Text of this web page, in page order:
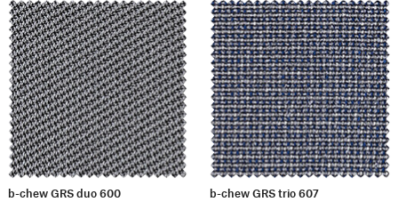
b-chew GRS duo 600 b-chew GRS trio 607